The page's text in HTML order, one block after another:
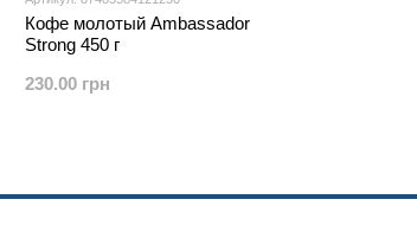
Кофе молотый Ambassador
Strong 450 г
230.00 грн